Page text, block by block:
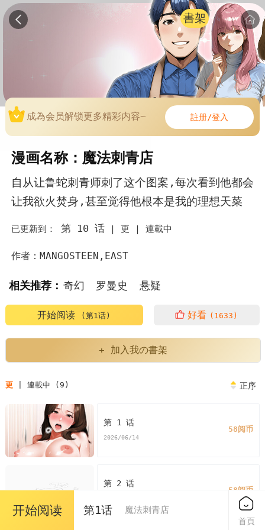
書架
成為会员解锁更多精彩内容~ 註册/登入
漫画名称：魔法刺青店
自从让鲁蛇刺青师刺了这个图案,每次看到他都会
让我欲火焚身,甚至觉得他根本是我的理想天菜
已更新到： 第 10 话| 更 | 連載中
作者：MANGOSTEEN,EAST
相关推荐： 奇幻 罗曼史 悬疑
开始阅读 (第1话) 好看 (1633)
+ 加入我の書架
更| 連載中 (9) 正序
第 1 话
2026/06/14
58阅币
第 2 话
58阅币
开始阅读 第1话 魔法刺青店
首頁